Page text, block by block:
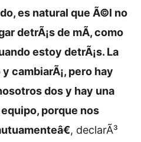
es natural que Ã©l no
detrÃ¡s de mÃ­, como
estoy detrÃ¡s. La
cambiarÃ¡, pero hay
dos y hay una
porque nos
, declarÃ³